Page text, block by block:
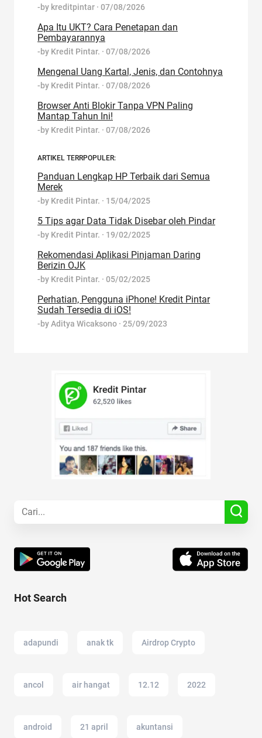
-by kreditpintar · 07/08/2026
Apa Itu UKT? Cara Penetapan dan
Pembayarannya
-by Kredit Pintar. · 07/08/2026
Mengenal Uang Kartal, Jenis, dan Contohnya
-by Kredit Pintar. · 07/08/2026
Browser Anti Blokir Tanpa VPN Paling
Mantap Tahun Ini!
-by Kredit Pintar. · 07/08/2026
ARTIKEL TERRPOPULER:
Panduan Lengkap HP Terbaik dari Semua
Merek
-by Kredit Pintar. · 15/04/2025
5 Tips agar Data Tidak Disebar oleh Pindar
-by Kredit Pintar. · 19/02/2025
Rekomendasi Aplikasi Pinjaman Daring
Berizin OJK
-by Kredit Pintar. · 05/02/2025
Perhatian, Pengguna iPhone! Kredit Pintar
Sudah Tersedia di iOS!
-byAditya Wicaksono · 25/09/2023
Hot Search
adapundi anak tk Airdrop Crypto
ancol air hangat 12.12 2022
android 21 april akuntansi